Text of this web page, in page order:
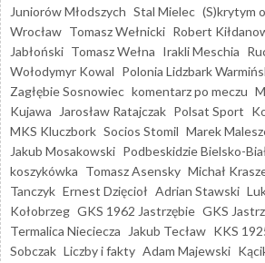
Juniorów Młodszych Stal Mielec (S)krytym
Wrocław Tomasz Wełnicki Robert
Jabłoński Tomasz Wełna Irakli Meschia
Wołodymyr Kowal Polonia Lidzbark
Zagłębie Sosnowiec komentarz po meczu
Kujawa
Jarosław Ratajczak Polsat Sport
MKS Kluczbork Socios Stomil Marek
Jakub Mosakowski Podbeskidzie Bielsko-
koszykówka Tomasz Asensky Michał
Tanczyk Ernest Dzięcioł Adrian Stawski
Kołobrzeg GKS 1962 Jastrzębie GKS
Termalica Nieciecza
Jakub Tecław KKS
Sobczak Liczby i fakty Adam Majewski